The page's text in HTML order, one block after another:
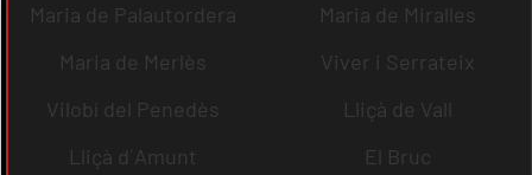
Maria de Palautordera
Maria de Miralles
Maria de Merlès
Viver i Serrateix
Vilobí del Penedès
Lliçà de Vall
Lliçà d´Amunt
El Bruc